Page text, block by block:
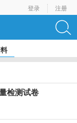
登录 注册
检测试卷